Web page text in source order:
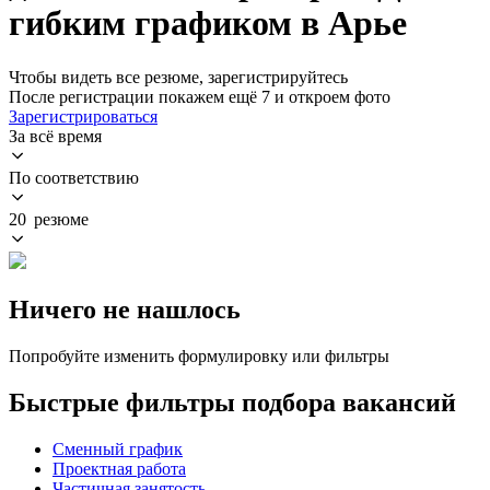
гибким графиком в Арье
Чтобы видеть все резюме, зарегистрируйтесь
После регистрации покажем ещё 7 и откроем фото
Зарегистрироваться
За всё время
По соответствию
20 резюме
Ничего не нашлось
Попробуйте изменить формулировку или фильтры
Быстрые фильтры подбора вакансий
Сменный график
Проектная работа